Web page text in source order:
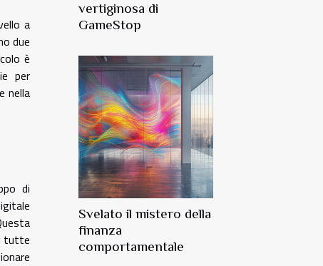
a
due
è
per
nella
di
tutte
vertiginosa di
GameStop
Svelato il mistero della
finanza
comportamentale